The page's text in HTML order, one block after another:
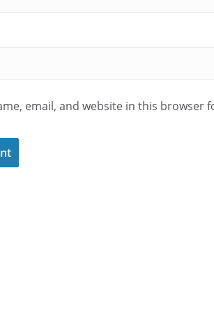
email, and website in this browser